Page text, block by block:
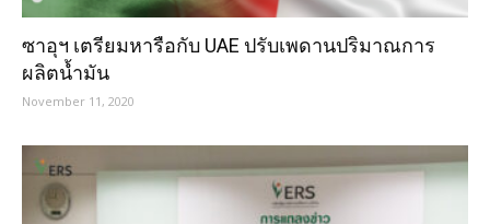
ซาอุฯ เตรียมหารือกับ UAE ปรับเพดานปริมาณการ
ผลิตน้ำมัน
November 11, 2020